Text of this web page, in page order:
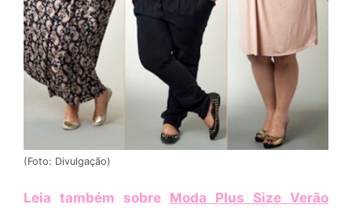
(Foto: Divulgação)
Leia também sobre Moda Plus Size Verão